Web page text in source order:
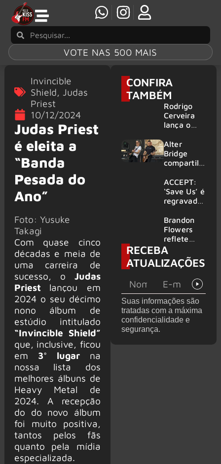
VOTE NAS 500 MAIS
Invincible
Shield, Judas
Priest
10/12/2024
Judas Priest
é eleita a
“Banda
Pesada do
Ano”
Foto: Yusuke
Takagi
Com quase cinco
décadas e meia de
uma carreira de
sucesso, o Judas
Priest lançou em
2024 o seu décimo
nono álbum de
estúdio intitulado
“Invincible Shield”
que, inclusive, ficou
em 3° lugarna
nossa lista dos
melhores álbuns de
Heavy Metal de
2024. A recepção
do do novo álbum
foi muito positiva,
tantos pelos fãs
quanto pela mídia
especializada.
CONFIRA
TAMBÉM
Rodrigo
Cerveira
lança o
Searcher”
Alter
Bridge
compartilh
vivo de
“Fortress”
gravada
am Ring
2026
ACCEPT:
‘Save Us’ é
regravada
membros
do GHOST
e KORN
Brandon
Flowers
reflete
sobre o
futuro e
levanta
de de
deixar os
palcos
RECEBA
ATUALIZAÇÕES
Suas informações são
tratadas com a máxima
confidencialidade e
segurança.